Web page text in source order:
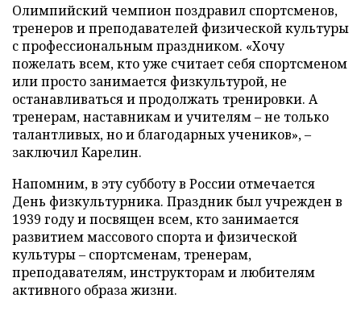
Олимпийский чемпион поздравил спортсменов,
тренеров и преподавателей физической культуры
с профессиональным праздником. «Хочу
пожелать всем, кто уже считает себя спортсменом
или просто занимается физкультурой, не
останавливаться и продолжать тренировки. А
тренерам, наставникам и учителям – не только
талантливых, но и благодарных учеников», –
заключил Карелин.
Напомним, в эту субботу в России отмечается
День физкультурника. Праздник был учрежден в
1939 году и посвящен всем, кто занимается
развитием массового спорта и физической
культуры – спортсменам, тренерам,
преподавателям, инструкторам и любителям
активного образа жизни.